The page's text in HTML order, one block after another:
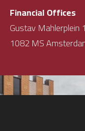
Financial Offices
Gustav
1082 MS